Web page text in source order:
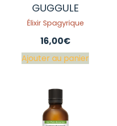
GUGGULE
Élixir Spagyrique
16,00€
Ajouter au panier